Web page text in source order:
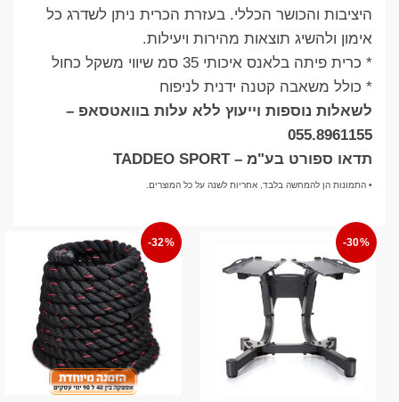
היציבות והכושר הכללי. בעזרת הכרית ניתן לשדרג כל
אימון ולהשיג תוצאות מהירות ויעילות.
* כרית פיתה בלאנס איכותי 35 סמ שיווי משקל כחול
* כולל משאבה קטנה ידנית לניפוח
לשאלות נוספות וייעוץ ללא עלות בוואטסאפ –
055.8961155
תדאו ספורט בע"מ – TADDEO SPORT
• התמונות הן להמחשה בלבד, אחריות לשנה על כל המוצרים.
-30%
-32%